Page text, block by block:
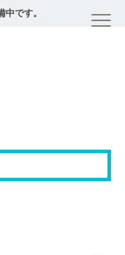
です。